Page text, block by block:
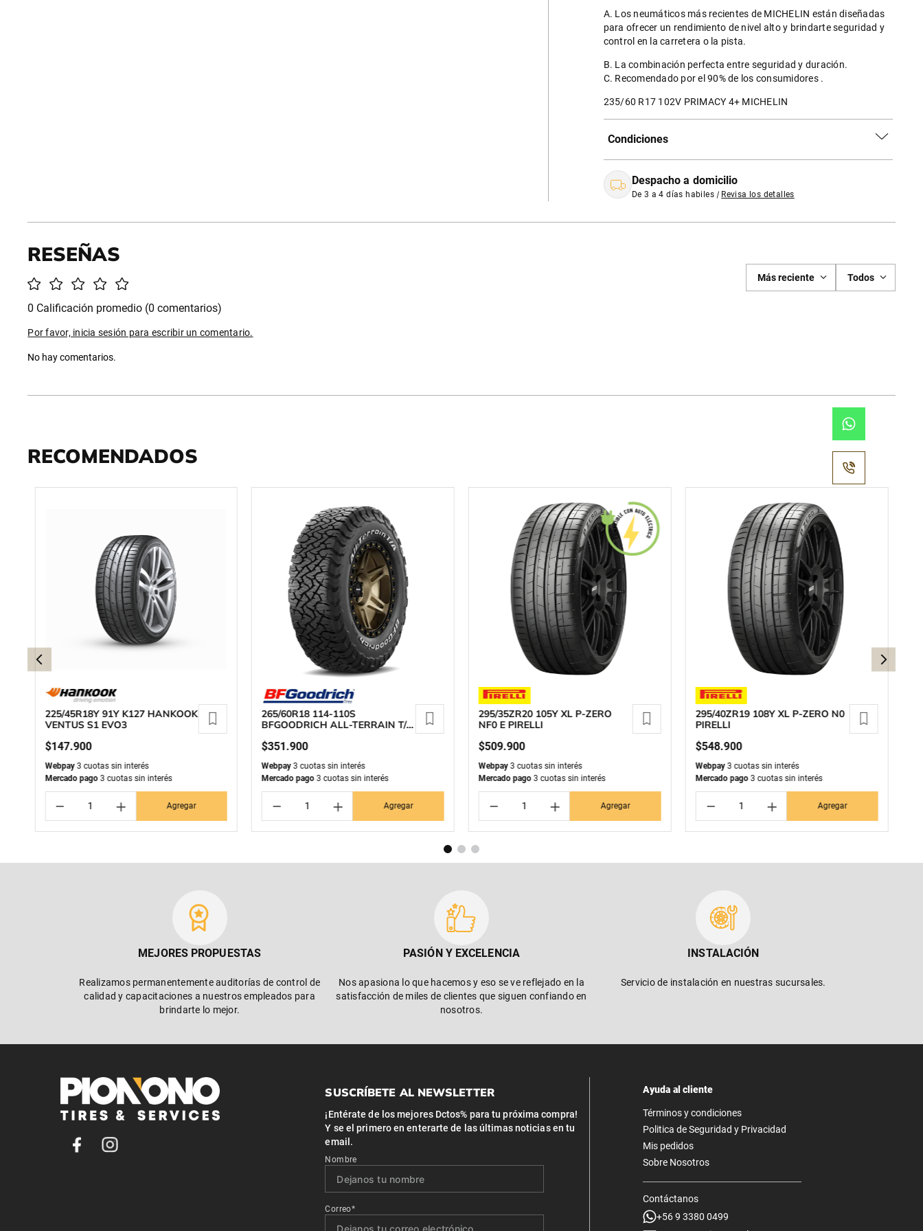
A. Los neumáticos más recientes de MICHELIN están diseñadas
para ofrecer un rendimiento de nivel alto y brindarte seguridad y
control en la carretera o la pista.
B. La combinación perfecta entre seguridad y duración.
C. Recomendado por el 90% de los consumidores .
235/60 R17 102V PRIMACY 4+ MICHELIN
Condiciones
Despacho a domicilio
De 3 a 4 días habiles | Revisa los detalles
0 Calificación promedio (0 comentarios)
Por favor, inicia sesión para escribir un comentario.
Más reciente Todos
No hay comentarios.
RECOMENDADOS
225/45R18Y 91Y K127 HANKOOK
VENTUS S1 EVO3
$147.900
Webpay3 cuotas sin interés
Mercado pago3 cuotas sin interés
＋
－ Agregar
265/60R18 114-110S
BFGOODRICH ALL-TERRAIN T/A
$351.900
Webpay 3 cuotas sin interés
Mercado pago 3 cuotas sin interés
＋
－ Agregar
295/35ZR20 105Y XL P-ZERO
NF0 E PIRELLI
$509.900
Webpay3 cuotas sin interés
Mercado pago3 cuotas sin interés
＋
－ Agregar
295/40ZR19 108Y XL P-ZERO N0
PIRELLI
$548.900
Webpay3 cuotas sin interés
Mercado pago3 cuotas sin interés
＋
－ Agregar
MEJORES PROPUESTAS
Realizamos permanentemente auditorías de control de
calidad y capacitaciones a nuestros empleados para
brindarte lo mejor.
PASIÓN Y EXCELENCIA
Nos apasiona lo que hacemos y eso se ve reflejado en la
satisfacción de miles de clientes que siguen confiando en
nosotros.
INSTALACIÓN
Servicio de instalación en nuestras sucursales.
SUSCRÍBETE AL NEWSLETTER
¡Entérate de los mejores Dctos% para tu próxima compra!
Y se el primero en enterarte de las últimas noticias en tu
email.
Nombre
Correo*
Ayuda al cliente
Términos y condiciones
Politica de Seguridad y Privacidad
Mis pedidos
Sobre Nosotros
Contáctanos
+56 9 3380 0499